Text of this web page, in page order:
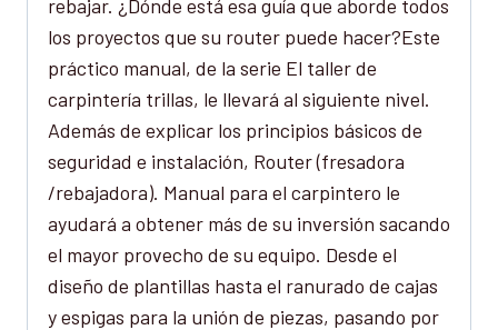
rebajar. ¿Dónde está esa guía que aborde todos
los proyectos que su router puede hacer?Este
práctico manual, de la serie El taller de
carpintería trillas, le llevará al siguiente nivel.
Además de explicar los principios básicos de
seguridad e instalación, Router (fresadora
/rebajadora). Manual para el carpintero le
ayudará a obtener más de su inversión sacando
el mayor provecho de su equipo. Desde el
diseño de plantillas hasta el ranurado de cajas
y espigas para la unión de piezas, pasando por